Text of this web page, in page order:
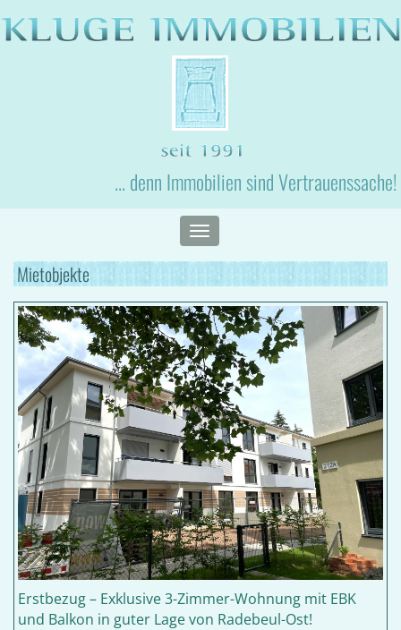
... denn Immobilien sind Vertrauenssache!
Toggle
navigation
Mietobjekte
Erstbezug – Exklusive 3-Zimmer-Wohnung mit EBK
und Balkon in guter Lage von Radebeul-Ost!